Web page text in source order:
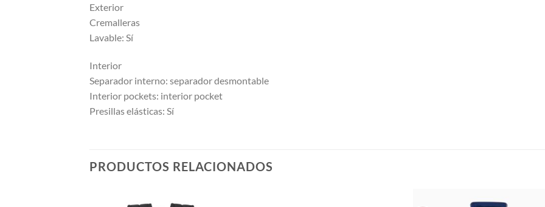
Exterior
Cremalleras
Lavable: Sí
Interior
Separador interno: separador desmontable
Interior pockets: interior pocket
Presillas elásticas: Sí
PRODUCTOS RELACIONADOS